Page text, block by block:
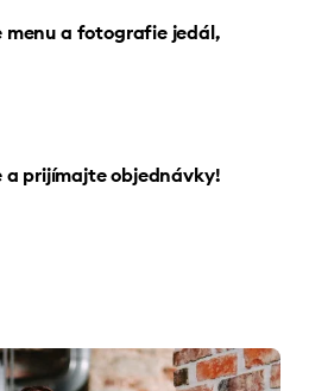
menu a fotografie jedál,
a prijímajte objednávky!